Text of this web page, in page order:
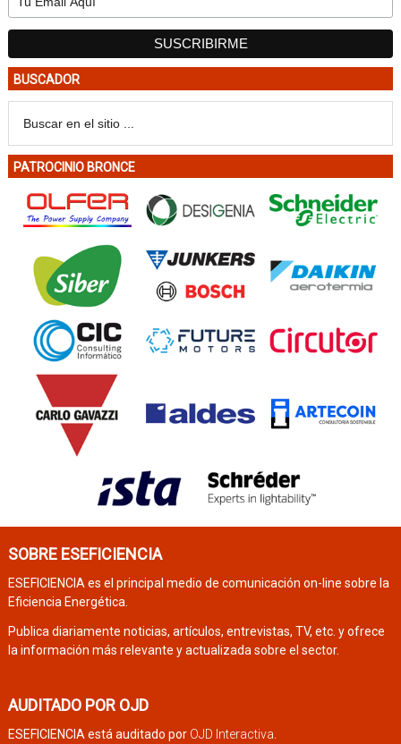
BUSCADOR
PATROCINIO BRONCE
SOBRE ESEFICIENCIA
ESEFICIENCIA es el principal medio de comunicación on-line sobre la
Eficiencia Energética.
Publica diariamente noticias, artículos, entrevistas, TV, etc. y ofrece
la información más relevante y actualizada sobre el sector.
AUDITADO POR OJD
ESEFICIENCIA está auditado por OJD Interactiva.